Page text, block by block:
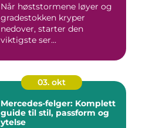
Når høststormene løyer og
gradestokken kryper
nedover, starter den
viktigste ser...
03. okt
Mercedes-felger: Komplett
guide til stil, passform og
ytelse